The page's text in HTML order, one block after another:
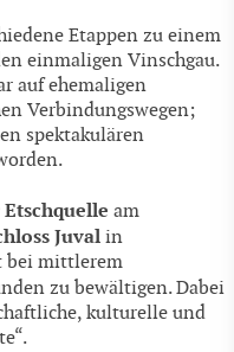
Etappen zu einem
einmaligen Vinschgau.
auf ehemaligen
Verbindungswegen;
spektakulären
am
Juval in
bei mittlerem
zu bewältigen. Dabei
kulturelle und